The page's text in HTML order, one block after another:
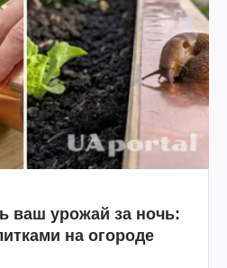
ваш урожай за ночь:
на огороде